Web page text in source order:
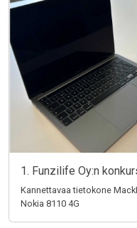
1. Funzilife Oy:n
Kannettavaa tietokone
Nokia 8110 4G